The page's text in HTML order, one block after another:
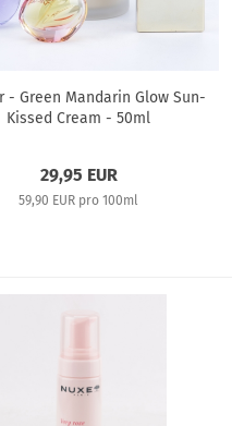
- Green Mandarin Glow Sun-
Kissed Cream - 50ml
29,95 EUR
59,90 EUR pro 100ml